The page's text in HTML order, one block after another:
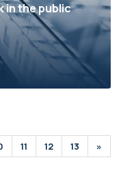
in the public
11 12 13 »